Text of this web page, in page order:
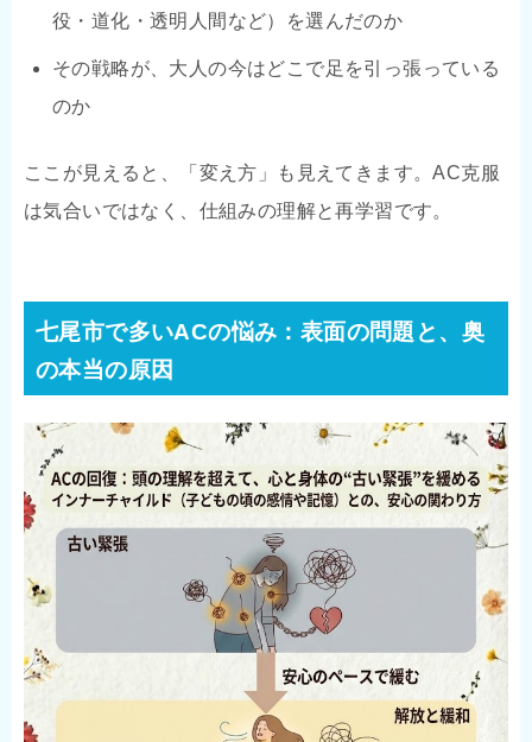
役・道化・透明人間など）を選んだのか
その戦略が、大人の今はどこで足を引っ張っている
のか
ここが見えると、「変え方」も見えてきます。AC克服
は気合いではなく、仕組みの理解と再学習です。
七尾市で多いACの悩み：表面の問題と、奥
の本当の原因